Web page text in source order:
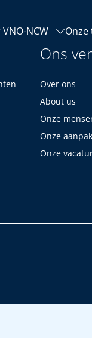
NCW Onze
Ons
Over ons
About us
Onze
Onze aanpak
Onze